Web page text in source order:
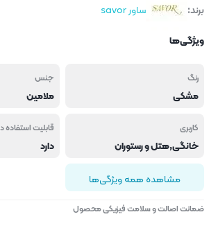
برند:
ساور savor
ویژگی‌ها
رنگ
مشکی
جنس
ملامین
کاربری
خانگی,هتل و رستوران
قابلیت
دارد
مشاهده همه ویژگی‌ها
ضمانت اصالت و سلامت فیزیکی محصول